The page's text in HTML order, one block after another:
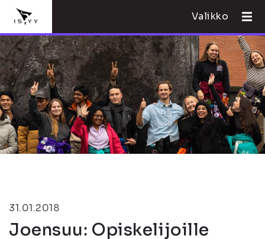
Valikko
31.01.2018
Joensuu: Opiskelijoille